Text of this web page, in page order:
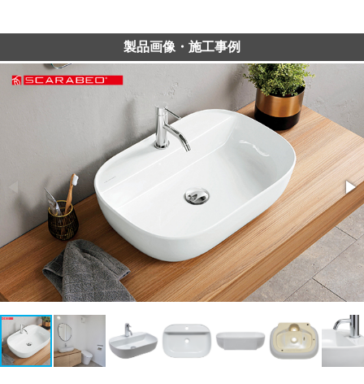
製品画像・施工事例